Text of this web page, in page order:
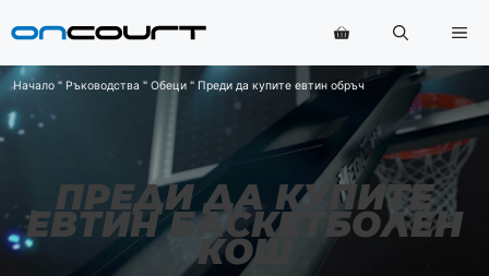
към
Начало " Ръководства " Обеци " Преди да купите евтин обръч
ПРЕДИ ДА КУПИТЕ
ЕВТИН БАСКЕТБОЛЕН
КОШ